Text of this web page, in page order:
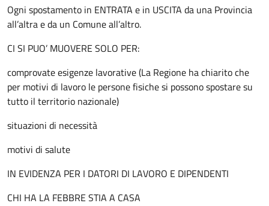
Ogni spostamento in ENTRATA e in USCITA da una Provincia
all’altra e da un Comune all’altro.
CI SI PUO’ MUOVERE SOLO PER:
comprovate esigenze lavorative (La Regione ha chiarito che
per motivi di lavoro le persone fisiche si possono spostare su
tutto il territorio nazionale)
situazioni di necessità
motivi di salute
IN EVIDENZA PER I DATORI DI LAVORO E DIPENDENTI
CHI HA LA FEBBRE STIA A CASA